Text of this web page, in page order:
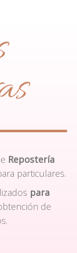
Repostería
particulares.
para
de